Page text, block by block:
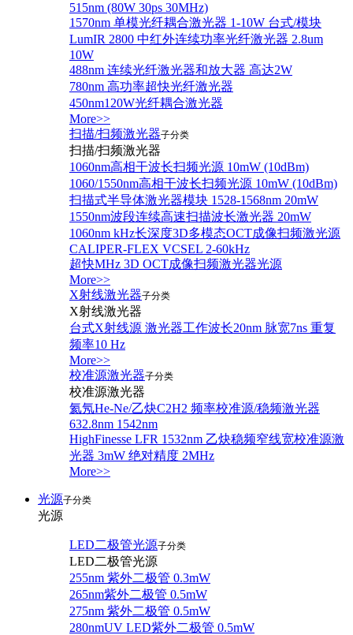
515nm (80W 30ps 30MHz)
1570nm 单模光纤耦合激光器 1-10W 台式/模块
LumIR 2800 中红外连续功率光纤激光器 2.8um
10W
488nm 连续光纤激光器和放大器 高达2W
780nm 高功率超快光纤激光器
450nm120W光纤耦合激光器
More>>
扫描/扫频激光器子分类
扫描/扫频激光器
1060nm高相干波长扫频光源 10mW (10dBm)
1060/1550nm高相干波长扫频光源 10mW (10dBm)
扫描式半导体激光器模块 1528-1568nm 20mW
1550nm波段连续高速扫描波长激光器 20mW
1060nm kHz长深度3D多模态OCT成像扫频激光源
CALIPER-FLEX VCSEL 2-60kHz
超快MHz 3D OCT成像扫频激光器光源
More>>
X射线激光器子分类
X射线激光器
台式X射线源 激光器工作波长20nm 脉宽7ns 重复
频率10 Hz
More>>
校准源激光器子分类
校准源激光器
氦氖He-Ne/乙炔C2H2 频率校准源/稳频激光器
632.8nm 1542nm
HighFinesse LFR 1532nm 乙炔稳频窄线宽校准源激
光器 3mW 绝对精度 2MHz
More>>
光源子分类
光源
LED二极管光源子分类
LED二极管光源
255nm 紫外二极管 0.3mW
265nm紫外二极管 0.5mW
275nm 紫外二极管 0.5mW
280nmUV LED紫外二极管 0.5mW